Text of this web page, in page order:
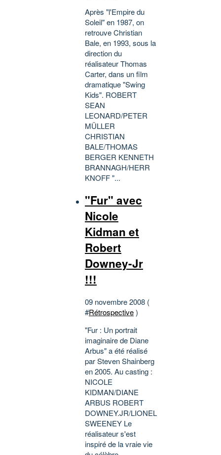
Après "l'Empire du
Soleil" en 1987, on
retrouve Christian
Bale, en 1993, sous la
direction du
réalisateur Thomas
Carter, dans un film
dramatique "Swing
Kids". ROBERT
SEAN
LEONARD/PETER
MÜLLER
CHRISTIAN
BALE/THOMAS
BERGER KENNETH
BRANNAGH/HERR
KNOFF "...
"Fur" avec
Nicole
Kidman et
Robert
Downey-Jr
!!!
09 novembre 2008 (
#Rétrospective)
"Fur : Un portrait
imaginaire de Diane
Arbus" a été réalisé
par Steven Shainberg
en 2005. Au casting :
NICOLE
KIDMAN/DIANE
ARBUS ROBERT
DOWNEY.JR/LIONEL
SWEENEY Le
réalisateur s'est
inspiré de la vraie vie